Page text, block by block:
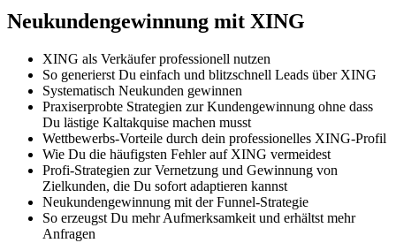
Neukundengewinnung mit XING
XING als Verkäufer professionell nutzen
So generierst Du einfach und blitzschnell Leads über XING
Systematisch Neukunden gewinnen
Praxiserprobte Strategien zur Kundengewinnung ohne dass
Du lästige Kaltakquise machen musst
Wettbewerbs-Vorteile durch dein professionelles XING-Profil
Wie Du die häufigsten Fehler auf XING vermeidest
Profi-Strategien zur Vernetzung und Gewinnung von
Zielkunden, die Du sofort adaptieren kannst
Neukundengewinnung mit der Funnel-Strategie
So erzeugst Du mehr Aufmerksamkeit und erhältst mehr
Anfragen